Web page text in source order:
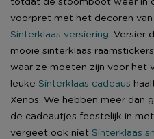
voorpret met het decoren
Sinterklaas versiering. Versier
mooie sinterklaas
waar ze moeten zijn voor het
leuke Sinterklaas cadeaus
Xenos. We hebben meer dan
de cadeautjes feestelijk in met
vergeet ook niet Sinterklaas